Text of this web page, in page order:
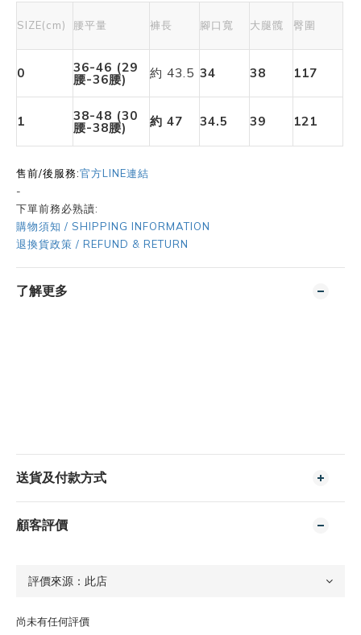
SIZE(cm) 腰平量 褲長 腳口寬 大腿髖 臀圍
0 36-46 (29
腰-36腰) 約 43.5 34 38 117
1 38-48 (30
腰-38腰) 約 47 34.5 39 121
售前/後服務:官方LINE連結
-
下單前務必熟讀:
購物須知 / SHIPPING INFORMATION
退換貨政策 / REFUND & RETURN
了解更多
送貨及付款方式
顧客評價
尚未有任何評價